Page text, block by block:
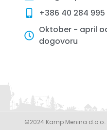
+386 40 284 995
Oktober - april
dogovoru
©2024 Kamp Menina